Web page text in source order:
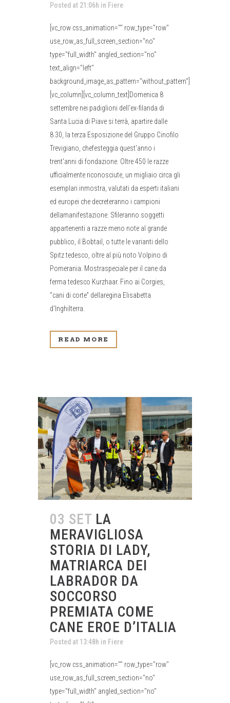
Posted at 21:06h in Fiere
[vc_row css_animation="" row_type="row"
use_row_as_full_screen_section="no"
type="full_width" angled_section="no"
text_align="left"
background_image_as_pattern="without_pattern"]
[vc_column][vc_column_text]Domenica 8
settembre nei padiglioni dell'ex-filanda di
Santa Lucia di Piave si terrà, apartire dalle
8.30, la terza Esposizione del Gruppo Cinofilo
Trevigiano, chefesteggia quest'anno i
trent'anni di fondazione. Oltre 450 le razze
ufficialmente riconosciute, un migliaio circa gli
esemplari inmostra, valutati da esperti italiani
ed europei che decreteranno i campioni
dellamanifestazione. Sfileranno soggetti
appartenenti a razze meno note al grande
pubblico, il Bobtail, o tutte le varianti dello
Spitz tedesco, oltre al più noto Volpino di
Pomerania. Mostraspeciale per il cane da
ferma tedesco Kurzhaar. Fino ai Corgies,
“cani di corte” dellaregina Elisabetta
d'Inghilterra.
READ MORE
03 SET LA
MERAVIGLIOSA
STORIA DI LADY,
MATRIARCA DEI
LABRADOR DA
SOCCORSO
PREMIATA COME
CANE EROE D’ITALIA
Posted at 13:48h in Fiere
[vc_row css_animation="" row_type="row"
use_row_as_full_screen_section="no"
type="full_width" angled_section="no"